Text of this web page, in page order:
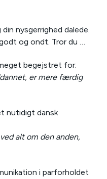
nysgerrighed dalede.
og ondt. Tror du …
begejstret for:
er mere færdig
nutidigt dansk
alt om den anden,
i parforholdet